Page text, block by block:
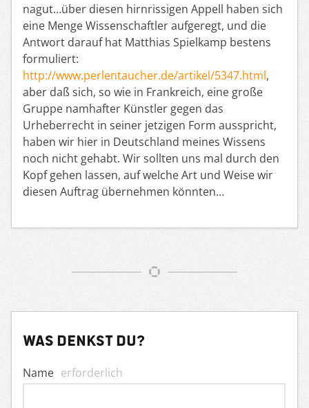
nagut…über diesen hirnrissigen Appell haben sich
eine Menge Wissenschaftler aufgeregt, und die
Antwort darauf hat Matthias Spielkamp bestens
formuliert:
http://www.perlentaucher.de/artikel/5347.html,
aber daß sich, so wie in Frankreich, eine große
Gruppe namhafter Künstler gegen das
Urheberrecht in seiner jetzigen Form ausspricht,
haben wir hier in Deutschland meines Wissens
noch nicht gehabt. Wir sollten uns mal durch den
Kopf gehen lassen, auf welche Art und Weise wir
diesen Auftrag übernehmen könnten…
Was denkst du?
Name erforderlich